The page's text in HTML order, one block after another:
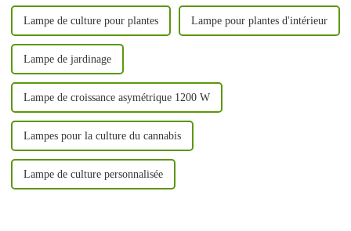
Lampe de culture pour plantes Lampe pour plantes d'intérieur
Lampe de jardinage
Lampe de croissance asymétrique 1200 W
Lampes pour la culture du cannabis
Lampe de culture personnalisée